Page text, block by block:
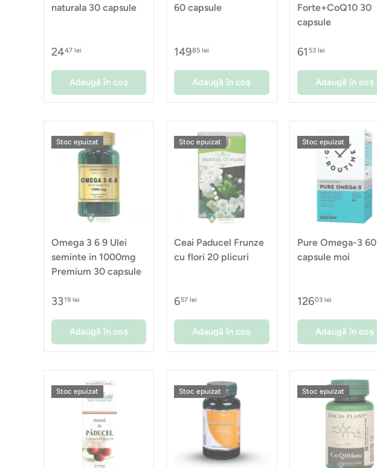
naturala 30 capsule
2447 lei
Adaugă în coș
60 capsule
14985 lei
Adaugă în coș
Forte+CoQ10 30
capsule
61 53 lei
Adaugă în coș
Stoc epuizat
Omega 3 6 9 Ulei
seminte in 1000mg
Premium 30 capsule
3319 lei
Adaugă în coș
Stoc epuizat
Ceai Paducel Frunze
cu flori 20 plicuri
657 lei
Adaugă în coș
Stoc epuizat
Pure Omega-3 60
capsule moi
12603 lei
Adaugă în coș
Stoc epuizat Stoc epuizat Stoc epuizat